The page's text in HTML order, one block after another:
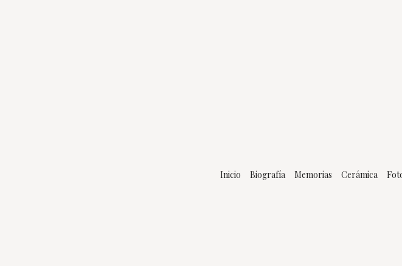
Inicio Biografía Memorias Cerámica